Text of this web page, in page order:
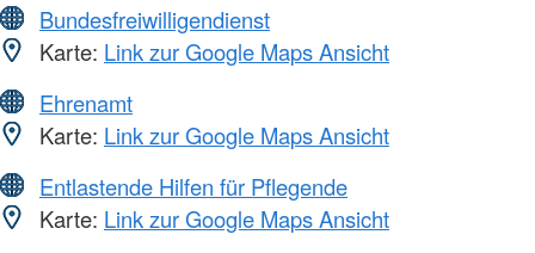
Bundesfreiwilligendienst
Karte: Link zur Google Maps Ansicht
Ehrenamt
Karte: Link zur Google Maps Ansicht
Entlastende Hilfen für Pflegende
Karte: Link zur Google Maps Ansicht